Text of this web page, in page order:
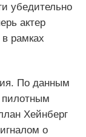
убедительно
актер
рамках
По данным
пилотным
Хейнберг
о